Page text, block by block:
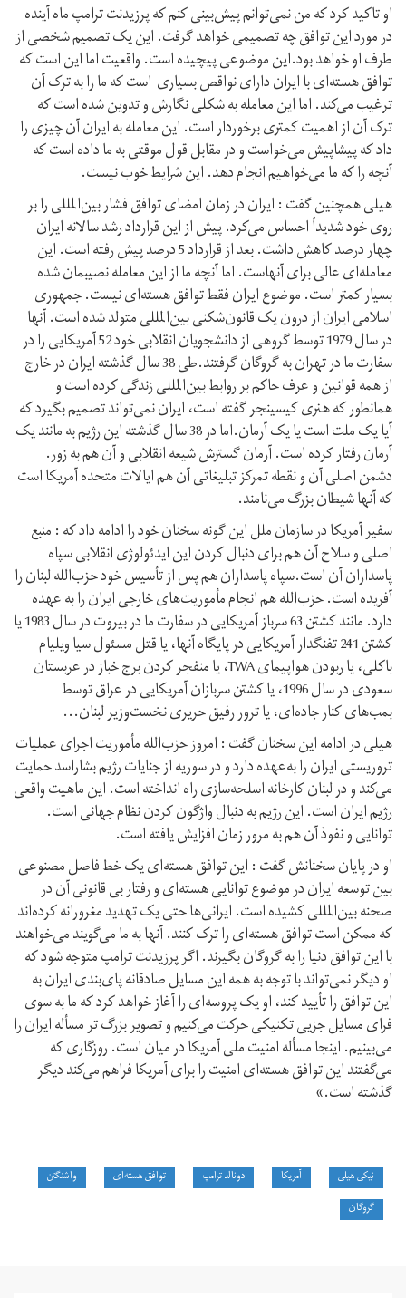
او تاکید کرد که من نمی‌توانم پیش‌بینی کنم که پرزیدنت ترامپ ماه آینده
در مورد این توافق چه تصمیمی خواهد گرفت. این یک تصمیم شخصی از
طرف او خواهد بود.این موضوعی پیچیده است. واقعیت اما این است که
توافق هسته‌ای با ایران دارای نواقص بسیاری است که ما را به ترک آن
ترغیب می‌کند. اما این معامله به شکلی نگارش و تدوین شده است که
ترک آن از اهمیت کمتری برخوردار است. این معامله به ایران آن چیزی را
داد که پیشاپیش می‌خواست و در مقابل قول موقتی به ما داده است که
آنچه را که ما می‌خواهیم انجام دهد. این شرایط خوب نیست.
هیلی همچنین گفت : ایران در زمان امضای توافق فشار بین‌المللی را بر
روی خود شدیداً احساس می‌کرد. پیش از این قرارداد رشد سالانه ایران
چهار درصد کاهش داشت. بعد از قرارداد 5 درصد پیش رفته است. این
معامله‌ای عالی برای آنهاست. اما آنچه ما از این معامله نصیبمان شده
بسیار کمتر است. موضوع ایران فقط توافق هسته‌ای نیست. جمهوری
اسلامی ایران از درون یک قانون‌شکنی بین‌المللی متولد شده است. آنها
در سال 1979 توسط گروهی از دانشجویان انقلابی خود 52 آمریکایی را در
سفارت ما در تهران به گروگان گرفتند.طی 38 سال گذشته ایران در خارج
از همه قوانین و عرف حاکم بر روابط بین‌المللی زندگی کرده است و
همانطور که هنری کیسینجر گفته است، ایران نمی‌تواند تصمیم بگیرد که
آیا یک ملت است یا یک آرمان.اما در 38 سال گذشته این رژیم به مانند یک
آرمان رفتار کرده است. آرمان گسترش شیعه انقلابی و آن هم به زور.
دشمن اصلی آن و نقطه تمرکز تبلیغاتی آن هم ایالات متحده آمریکا است
که آنها شیطان بزرگ می‌نامند.
سفیر آمریکا در سازمان ملل این گونه سخنان خود را ادامه داد که : منبع
اصلی و سلاح آن هم برای دنبال کردن این ایدئولوژی انقلابی سپاه
پاسداران آن است.سپاه پاسداران هم پس از تأسیس خود حزب‌الله لبنان را
آفریده است. حزب‌الله هم انجام مأموریت‌های خارجی ایران را به عهده
دارد. مانند کشتن 63 سرباز آمریکایی در سفارت ما در بیروت در سال 1983 یا
کشتن 241 تفنگدار آمریکایی در پایگاه آنها، یا قتل مسئول سیا ویلیام
باکلی، یا ربودن هواپیمای TWA، یا منفجر کردن برج خباز در عربستان
سعودی در سال 1996، یا کشتن سربازان آمریکایی در عراق توسط
بمب‌های کنار جاده‌ای، یا ترور رفیق حریری نخست‌وزیر لبنان...
هیلی در ادامه این سخنان گفت : امروز حزب‌الله مأموریت اجرای عملیات
تروریستی ایران را به‌عهده دارد و در سوریه از جنایات رژیم بشاراسد حمایت
می‌کند و در لبنان کارخانه اسلحه‌سازی راه انداخته است. این ماهیت واقعی
رژیم ایران است. این رژیم به دنبال واژگون کردن نظام جهانی است.
توانایی و نفوذ آن هم به مرور زمان افزایش یافته است.
او در پایان سخنانش گفت : این توافق هسته‌ای یک خط فاصل مصنوعی
بین توسعه ایران در موضوع توانایی هسته‌ای و رفتار بی قانونی آن در
صحنه بین‌المللی کشیده است. ایرانی‌ها حتی یک تهدید مغرورانه کرده‌اند
که ممکن است توافق هسته‌ای را ترک کنند. آنها به ما می‌گویند می‌خواهند
با این توافق دنیا را به گروگان بگیرند. اگر پرزیدنت ترامپ متوجه شود که
او دیگر نمی‌تواند با توجه به همه این مسایل صادقانه پای‌بندی ایران به
این توافق را تأیید کند، او یک پروسه‌ای را آغاز خواهد کرد که ما به سوی
فرای مسایل جزیی تکنیکی حرکت می‌کنیم و تصویر بزرگ تر مسأله ایران را
می‌بینیم. اینجا مسأله امنیت ملی آمریکا در میان است. روزگاری که
می‌گفتند این توافق هسته‌ای امنیت را برای آمریکا فراهم می‌کند دیگر
گذشته است.»
نیکی هیلی آمریکا دونالد ترامپ توافق هسته‌ای
واشنگتن
گروگان